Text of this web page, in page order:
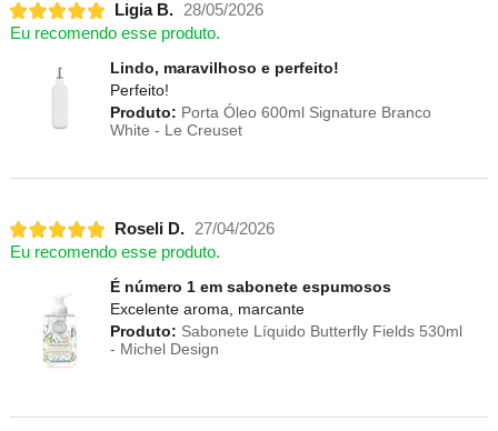
Ligia B. 28/05/2026
Eu recomendo esse produto.
Lindo, maravilhoso e perfeito!
Perfeito!
Produto: Porta Óleo 600ml Signature Branco
White - Le Creuset
Roseli D. 27/04/2026
Eu recomendo esse produto.
É número 1 em sabonete espumosos
Excelente aroma, marcante
Produto: Sabonete Líquido Butterfly Fields 530ml
- Michel Design